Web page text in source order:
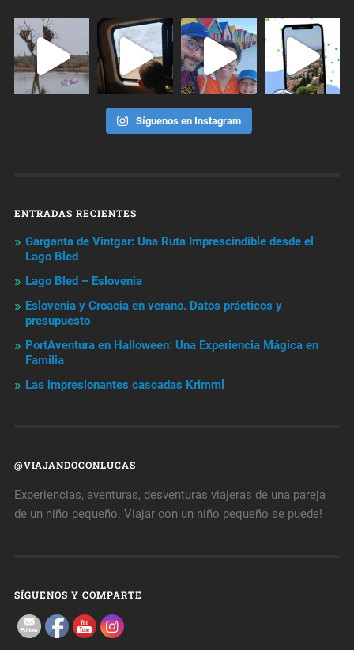
Síguenos en Instagram
ENTRADAS RECIENTES
Garganta de Vintgar: Una Ruta Imprescindible desde el
Lago Bled
Lago Bled – Eslovenia
Eslovenia y Croacia en verano. Datos prácticos y
presupuesto
PortAventura en Halloween: Una Experiencia Mágica en
Familia
Las impresionantes cascadas Krimml
@VIAJANDOCONLUCAS
Experiencias, aventuras, desventuras viajeras de una pareja
de un niño pequeño. Viajar con un niño pequeño se puede!
SÍGUENOS Y COMPARTE